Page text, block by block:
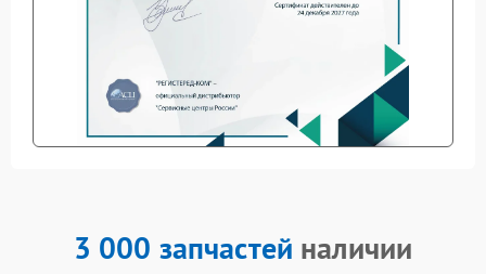
3 000 запчастей наличии